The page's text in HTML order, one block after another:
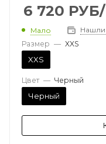
6 720 РУБ
Мало
Нашли
Размер — XXS
XXS
Цвет — Черный
Черный